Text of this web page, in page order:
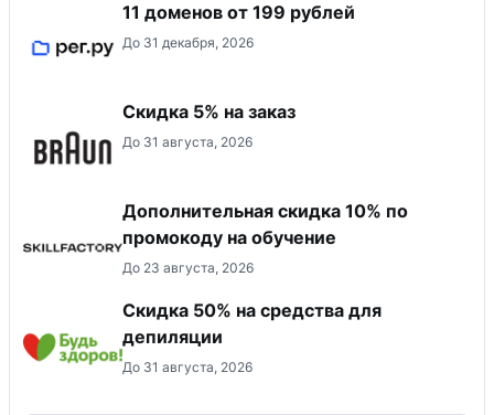
11 доменов от 199 рублей
До 31 декабря, 2026
​Скидка 5% на заказ
До 31 августа, 2026
Дополнительная скидка 10% по
промокоду на обучение
До 23 августа, 2026
Скидка 50% на средства для
депиляции
До 31 августа, 2026